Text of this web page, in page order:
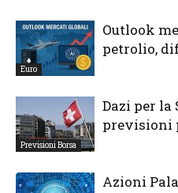
Euro
Outlook
petrolio,
Previsioni Borsa
Dazi per la
previsioni
Azioni